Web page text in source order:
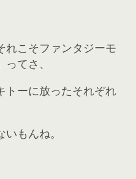
れこそファンタジーモ
てさ、
トーに放ったそれぞれ
もんね。